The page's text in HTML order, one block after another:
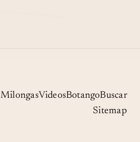
MilongasVideosBotangoBuscar
Sitemap